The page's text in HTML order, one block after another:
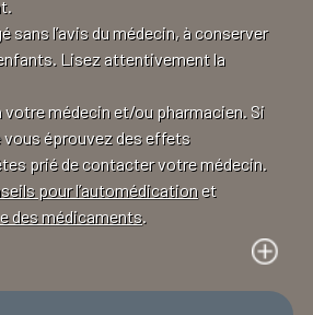
sans l’avis du médecin, à conserver
Lisez attentivement la
votre médecin et/ou pharmacien. Si
éprouvez des effets
prié de contacter votre médecin.
pour l’automédication et
des médicaments.